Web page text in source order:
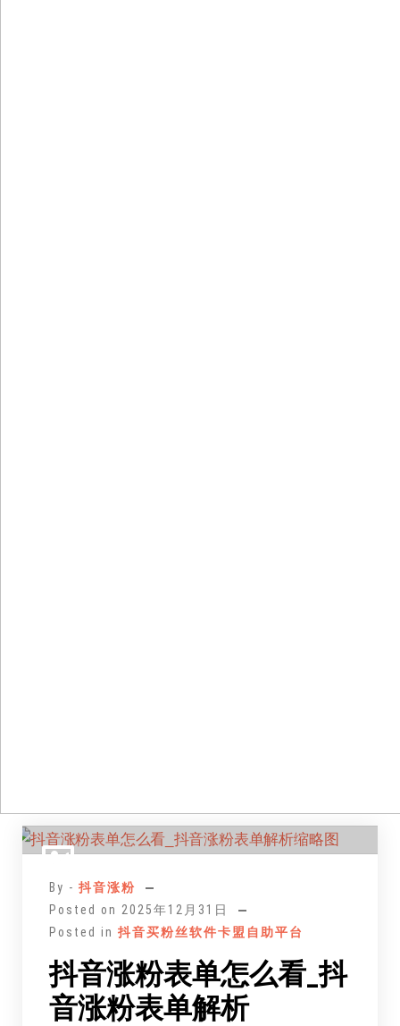
By - 抖音涨粉
Posted on 2025年12月31日
Posted in 抖音买粉丝软件卡盟自助平台
抖音涨粉表单怎么看_抖
音涨粉表单解析